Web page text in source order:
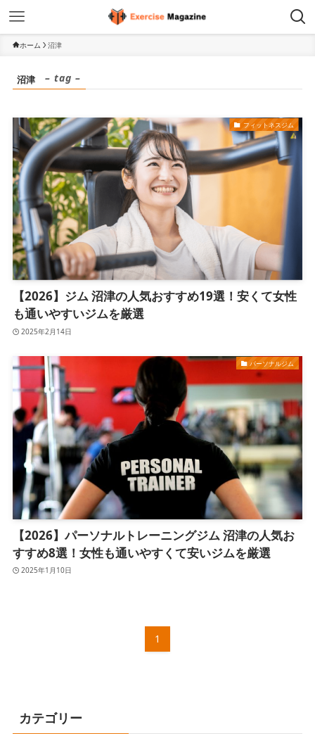
ホーム 沼津
沼津 – tag –
フィットネスジム
【2026】ジム 沼津の人気おすすめ19選！安くて女性
も通いやすいジムを厳選
2025年2月14日
パーソナルジム
【2026】パーソナルトレーニングジム 沼津の人気お
すすめ8選！女性も通いやすくて安いジムを厳選
2025年1月10日
1
カテゴリー